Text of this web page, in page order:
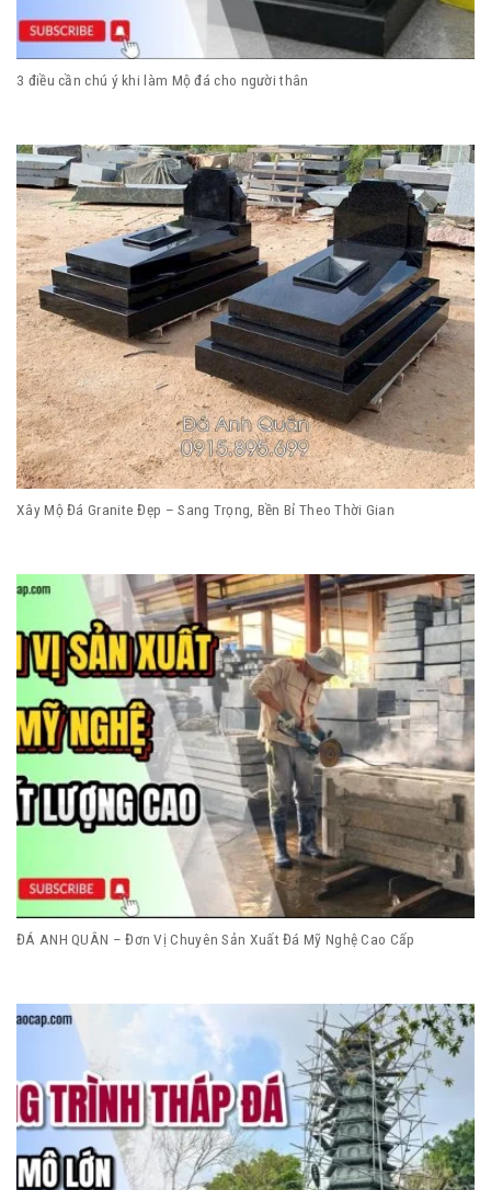
3 điều cần chú ý khi làm Mộ đá cho người thân
Xây Mộ Đá Granite Đẹp – Sang Trọng, Bền Bỉ Theo Thời Gian
ĐÁ ANH QUÂN – Đơn Vị Chuyên Sản Xuất Đá Mỹ Nghệ Cao Cấp